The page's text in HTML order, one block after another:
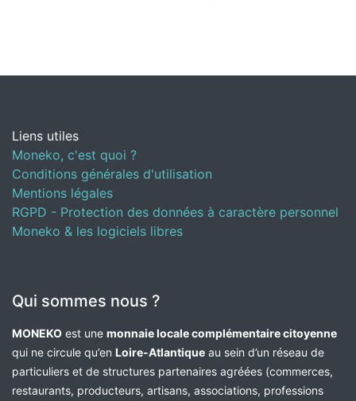
Liens utiles
Moneko, c'est quoi ?
Conditions générales d'utilisation
Mentions légales
RGPD - Protection des données à caractère personnel
Moneko & les logiciels libres
Qui sommes nous ?
MONEKO est une monnaie locale complémentaire citoyenne
qui ne circule qu’en Loire-Atlantique au sein d’un réseau de
particuliers et de structures partenaires agréées (commerces,
restaurants, producteurs, artisans, associations, professions